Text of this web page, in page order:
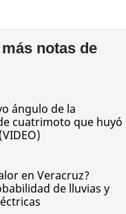
notas de
ángulo de la
cuatrimoto que huyó
en Veracruz?
de lluvias y